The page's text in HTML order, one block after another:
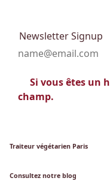
Newsletter Signup
Si vous êtes un
champ.
Traiteur végétarien Paris
Consultez notre blog